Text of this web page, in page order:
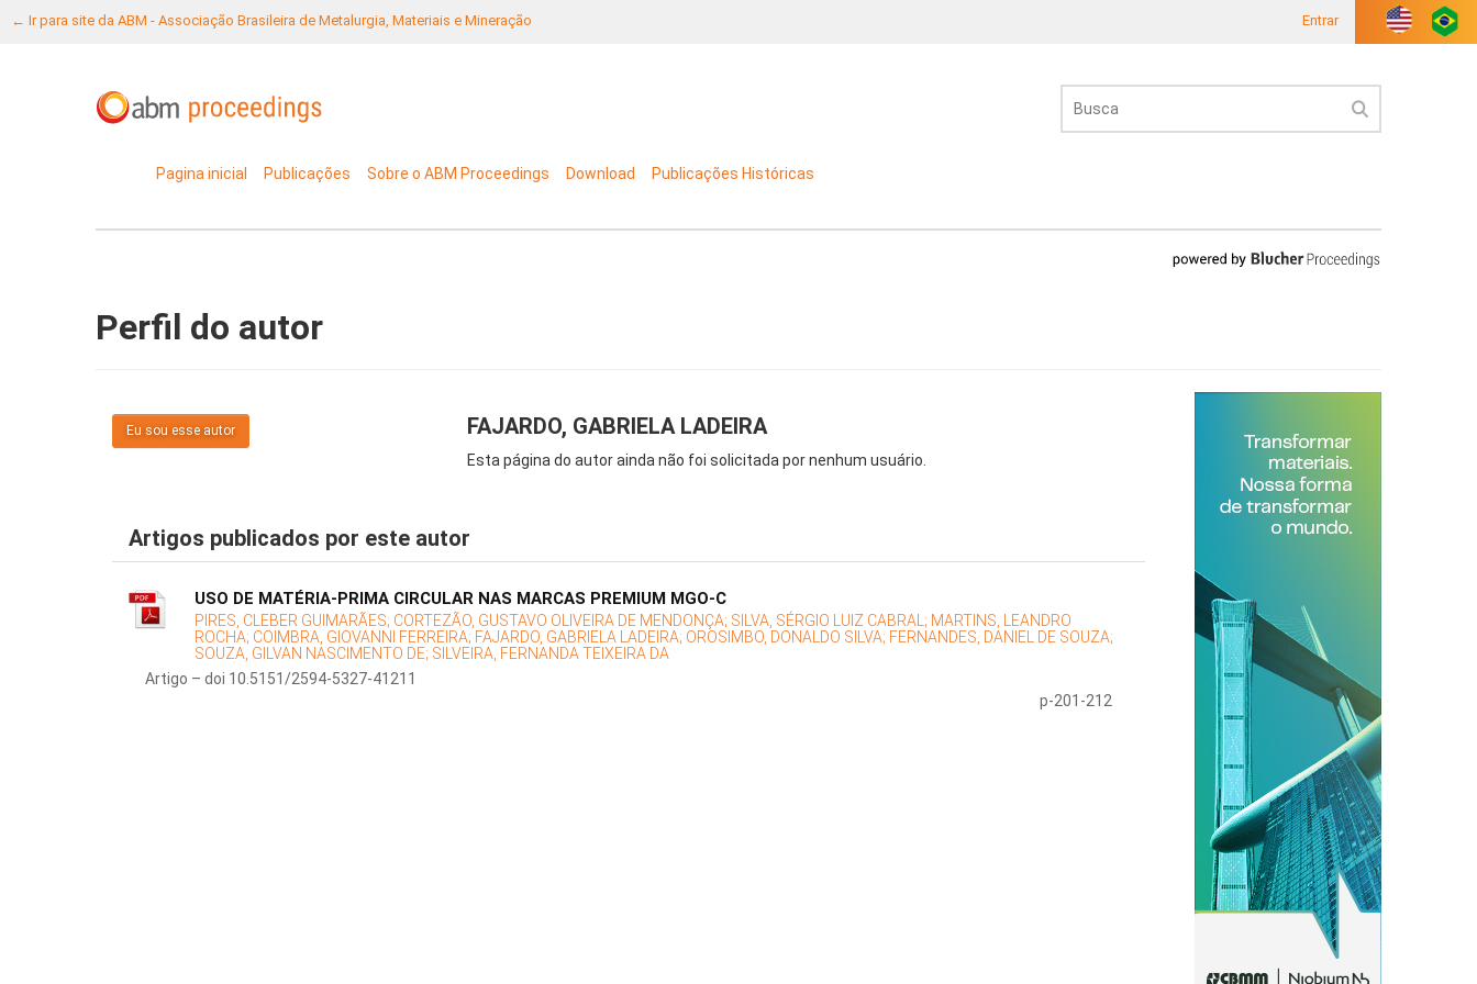
← Ir para site da ABM - Associação Brasileira de Metalurgia, Materiais e Mineração Entrar
Pagina inicial Publicações Sobre o ABM Proceedings Download Publicações Históricas
Perfil do autor
Eu sou esse autor FAJARDO, GABRIELA LADEIRA
Esta página do autor ainda não foi solicitada por nenhum usuário.
Artigos publicados por este autor
USO DE MATÉRIA-PRIMA CIRCULAR NAS MARCAS PREMIUM MGO-C
PIRES, CLEBER GUIMARÃES; CORTEZÃO, GUSTAVO OLIVEIRA DE MENDONÇA; SILVA, SÉRGIO LUIZ CABRAL; MARTINS, LEANDRO
ROCHA; COIMBRA, GIOVANNI FERREIRA; FAJARDO, GABRIELA LADEIRA; OROSIMBO, DONALDO SILVA; FERNANDES, DANIEL DE SOUZA;
SOUZA, GILVAN NASCIMENTO DE; SILVEIRA, FERNANDA TEIXEIRA DA
Artigo – doi 10.5151/2594-5327-41211
p-201-212